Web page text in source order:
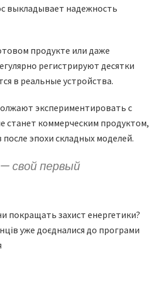
выкладывает надежность
продукте или даже
регистрируют десятки
в реальные устройства.
экспериментировать с
станет коммерческим продуктом,
эпохи складных моделей.
свой первый
покращать захист енергетики?
уже доєдналися до програми